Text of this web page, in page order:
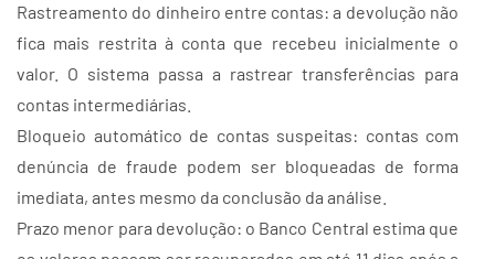
Rastreamento do dinheiro entre contas: a devolução não
fica mais restrita à conta que recebeu inicialmente o
valor. O sistema passa a rastrear transferências para
contas intermediárias.
Bloqueio automático de contas suspeitas: contas com
denúncia de fraude podem ser bloqueadas de forma
imediata, antes mesmo da conclusão da análise.
Prazo menor para devolução: o Banco Central estima que